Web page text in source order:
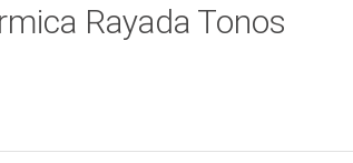
Rayada Tonos